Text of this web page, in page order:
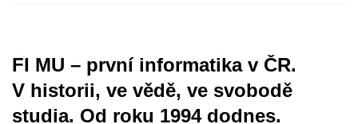
FI MU – první informatika v ČR.
V historii, ve vědě, ve svobodě
studia. Od roku 1994 dodnes.